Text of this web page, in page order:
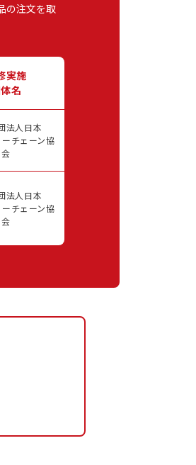
の注文を取
実施
名
法人日本
チェーン協
会
法人日本
チェーン協
会